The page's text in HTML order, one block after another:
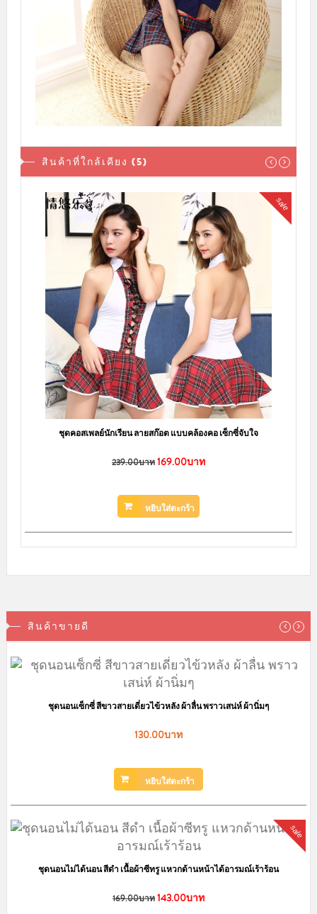
สินค้าที่ใกล้เคียง (5)
sale
ชุดคอสเพลย์นักเรียน ลายสก๊อต แบบคล้องคอ เซ็กซี่จับใจ
239.00บาท169.00บาท
หยิบใส่ตะกร้า
สินค้าขายดี
ชุดนอนเซ็กซี่ สีขาวสายเดี่ยวไข้วหลัง ผ้าลื่น พราวเสน่ห์ ผ้านิ่มๆ
130.00บาท
หยิบใส่ตะกร้า
sale
ชุดนอนไม่ได้นอน สีดำ เนื้อผ้าซีทรู แหวกด้านหน้าได้อารมณ์เร้าร้อน
169.00บาท143.00บาท